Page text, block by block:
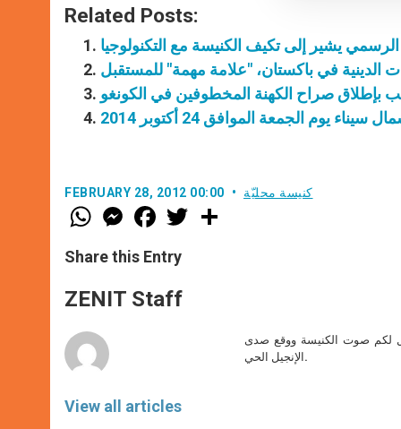
Related Posts:
يشير إلى تكيف الكنيسة مع التكنولوجيا
الدينية في باكستان، "علامة مهمة" للمستقبل
بإطلاق صراح الكهنة المخطوفين في الكونغو
يوم الجمعة الموافق 24 أكتوبر 2014
FEBRUARY 28, 2012 00:00 كنيسة محليّة
W
h
t
s
p
p
M
e
s
e
g
e
F
a
e
b
o
k
w
Share this Entry
ZENIT Staff
View all articles
لكم صوت الكنيسة ووقع صدى
الإنجيل الحي.